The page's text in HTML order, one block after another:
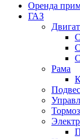
Оренда
ГАЗ
Рама